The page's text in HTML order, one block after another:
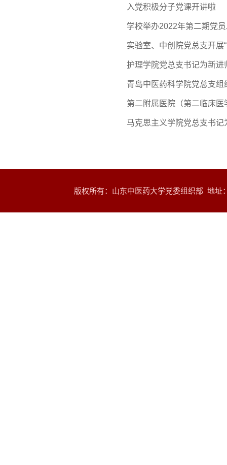
入党积极分子党课开讲啦
学校举办2022年第二期党
实验室、中创院党总支开展
护理学院党总支书记为新
青岛中医药科学院党总支
第二附属医院（第二临床医
马克思主义学院党总支书
版权所有：山东中医药大学党委组织部 地址